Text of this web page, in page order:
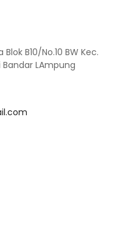
B10/No.10 BW Kec.
LAmpung